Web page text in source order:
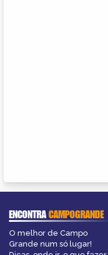
ENCONTRACAMPOGRANDE
O melhor de Campo
Grande num só lugar!